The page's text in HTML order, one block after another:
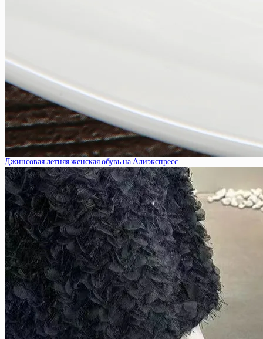
Джинсовая летняя женская обувь на Алиэкспресс